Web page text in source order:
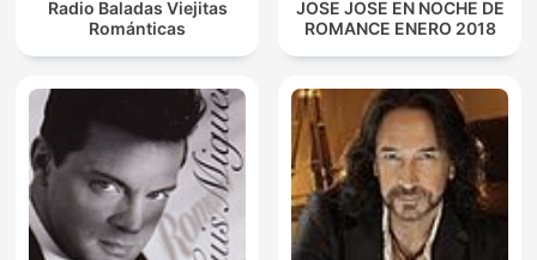
Radio Baladas Viejitas
Románticas
JOSE JOSE EN NOCHE DE
ROMANCE ENERO 2018